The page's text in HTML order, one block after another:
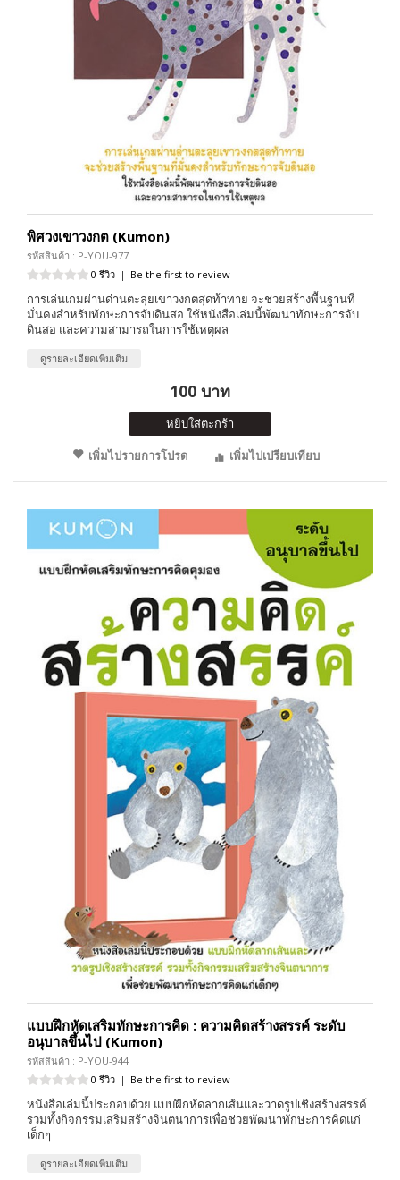
พิศวงเขาวงกต (Kumon)
รหัสสินค้า : P-YOU-977
0 รีวิว | Be the first to review
การเล่นเกมผ่านด่านตะลุยเขาวงกตสุดท้าทาย จะช่วยสร้างพื้นฐานที่
มั่นคงสำหรับทักษะการจับดินสอ ใช้หนังสือเล่มนี้พัฒนาทักษะการจับ
ดินสอ และความสามารถในการใช้เหตุผล
ดูรายละเอียดเพิ่มเติม
100 บาท
หยิบใส่ตะกร้า
เพิ่มไปรายการโปรด
เพิ่มไปเปรียบเทียบ
แบบฝึกหัดเสริมทักษะการคิด : ความคิดสร้างสรรค์ ระดับ
อนุบาลขึ้นไป (Kumon)
รหัสสินค้า : P-YOU-944
0 รีวิว | Be the first to review
หนังสือเล่มนี้ประกอบด้วย แบบฝึกหัดลากเส้นและวาดรูปเชิงสร้างสรรค์
รวมทั้งกิจกรรมเสริมสร้างจินตนาการเพื่อช่วยพัฒนาทักษะการคิดแก่
เด็กๆ
ดูรายละเอียดเพิ่มเติม